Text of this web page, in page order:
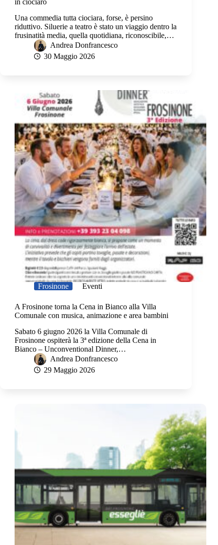
in ciociaro
Una commedia tutta ciociara, forse, è persino
riduttivo. Siluerie a teatro è stato un viaggio dentro la
frusinatità media, quella quotidiana, riconoscibile,…
Andrea Donfrancesco
30 Maggio 2026
Frosinone Eventi
A Frosinone torna la Cena in Bianco alla Villa
Comunale con musica, animazione e area bambini
Sabato 6 giugno 2026 la Villa Comunale di
Frosinone ospiterà la 3ª edizione della Cena in
Bianco – Unconventional Dinner,…
Andrea Donfrancesco
29 Maggio 2026